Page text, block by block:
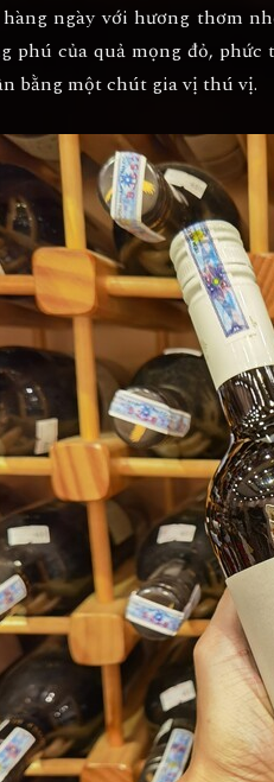
ngày với hương thơm
phú của quả mọng đỏ,
bằng một chút gia vị thú vị.